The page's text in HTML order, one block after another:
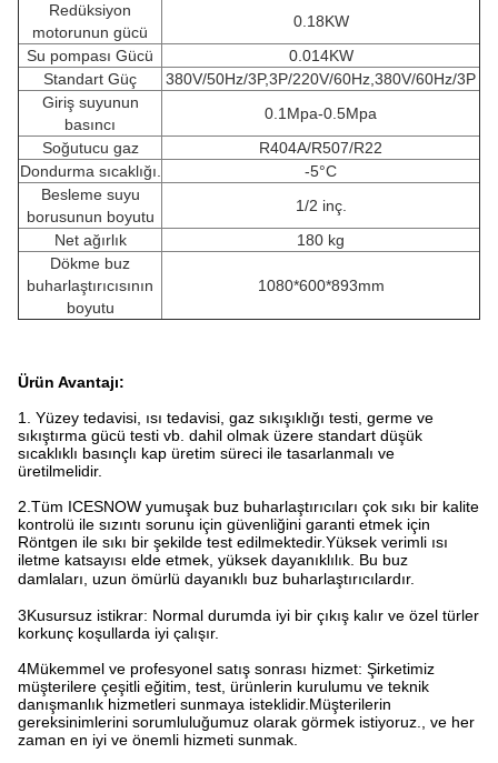
Redüksiyon
motorunun gücü
0.18KW
Su pompası Gücü
0.014KW
Standart Güç
380V/50Hz/3P,3P/220V/60Hz,380V/60Hz/3P
Giriş suyunun
basıncı
0.1Mpa-0.5Mpa
Soğutucu gaz
R404A/R507/R22
Dondurma sıcaklığı.
-5°C
Besleme suyu
borusunun boyutu
1/2 inç.
Net ağırlık
180 kg
Dökme buz
buharlaştırıcısının
boyutu
1080*600*893mm
Ürün Avantajı:
1. Yüzey tedavisi, ısı tedavisi, gaz sıkışıklığı testi, germe ve
sıkıştırma gücü testi vb. dahil olmak üzere standart düşük
sıcaklıklı basınçlı kap üretim süreci ile tasarlanmalı ve
üretilmelidir.
2. Tüm ICESNOW yumuşak buz buharlaştırıcıları çok sıkı bir kalite
kontrolü ile sızıntı sorunu için güvenliğini garanti etmek için
Röntgen ile sıkı bir şekilde test edilmektedir.Yüksek verimli ısı
iletme katsayısı elde etmek, yüksek dayanıklılık. Bu buz
damlaları, uzun ömürlü dayanıklı buz buharlaştırıcılardır.
3Kusursuz istikrar: Normal durumda iyi bir çıkış kalır ve özel türler
korkunç koşullarda iyi çalışır.
4Mükemmel ve profesyonel satış sonrası hizmet: Şirketimiz
müşterilere çeşitli eğitim, test, ürünlerin kurulumu ve teknik
danışmanlık hizmetleri sunmaya isteklidir.Müşterilerin
gereksinimlerini sorumluluğumuz olarak görmek istiyoruz., ve her
zaman en iyi ve önemli hizmeti sunmak.